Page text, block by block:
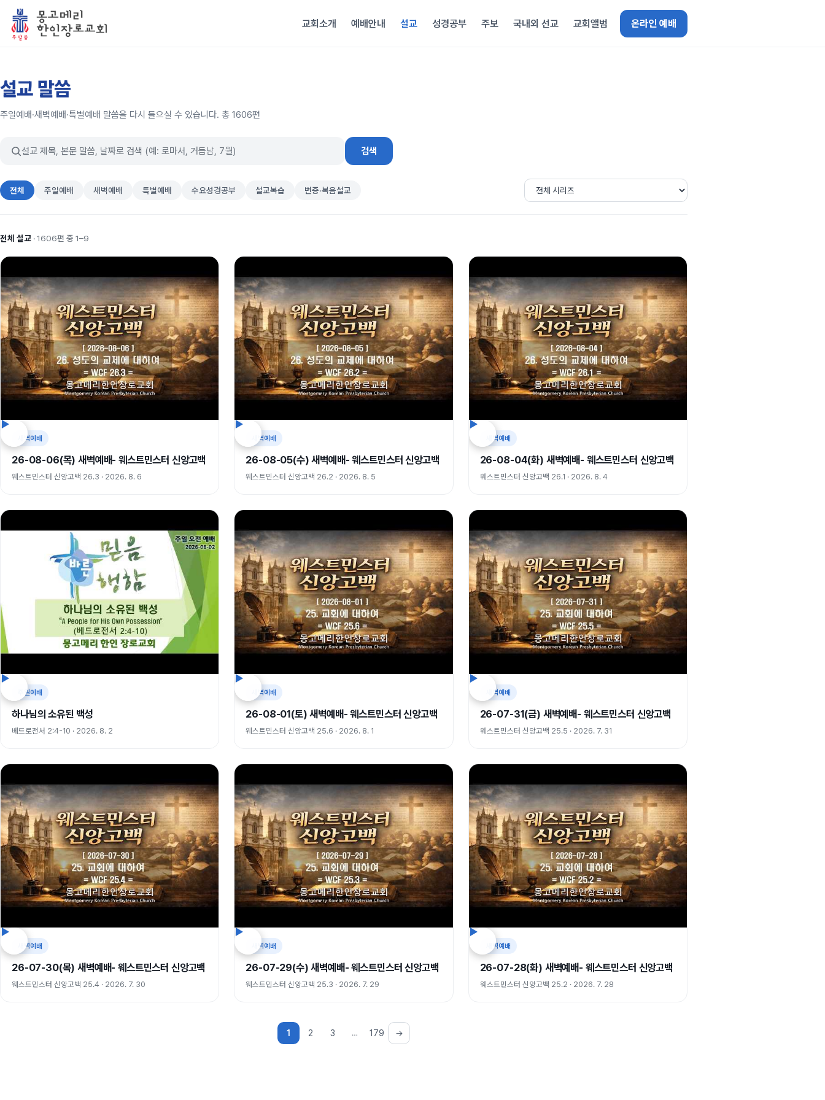
교회소개 예배안내 설교 성경공부 주보 국내외 선교 교회앨범 온라인 예배
설교 말씀
주일예배·새벽예배·특별예배 말씀을 다시 들으실 수 있습니다. 총 1606편
검색
전체 주일예배 새벽예배 특별예배 수요성경공부 설교복습 변증·복음설교
전체 설교 · 1606편 중 1–9
새벽예배
26-08-06(목) 새벽예배- 웨스트민스터 신앙고백
웨스트민스터 신앙고백 26.3 · 2026. 8. 6
새벽예배
26-08-05(수) 새벽예배- 웨스트민스터 신앙고백
웨스트민스터 신앙고백 26.2 · 2026. 8. 5
새벽예배
26-08-04(화) 새벽예배- 웨스트민스터 신앙고백
웨스트민스터 신앙고백 26.1 · 2026. 8. 4
주일예배
하나님의 소유된 백성
베드로전서 2:4-10 · 2026. 8. 2
새벽예배
26-08-01(토) 새벽예배- 웨스트민스터 신앙고백
웨스트민스터 신앙고백 25.6 · 2026. 8. 1
새벽예배
26-07-31(금) 새벽예배- 웨스트민스터 신앙고백
웨스트민스터 신앙고백 25.5 · 2026. 7. 31
새벽예배
26-07-30(목) 새벽예배- 웨스트민스터 신앙고백
웨스트민스터 신앙고백 25.4 · 2026. 7. 30
새벽예배
26-07-29(수) 새벽예배- 웨스트민스터 신앙고백
웨스트민스터 신앙고백 25.3 · 2026. 7. 29
새벽예배
26-07-28(화) 새벽예배- 웨스트민스터 신앙고백
웨스트민스터 신앙고백 25.2 · 2026. 7. 28
1 2 3 … 179 →